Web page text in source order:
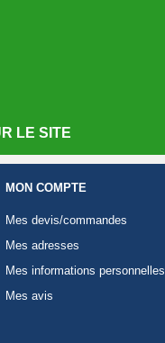
LE SITE
MON COMPTE
Mes devis/commandes
Mes adresses
Mes informations personnelles
Mes avis